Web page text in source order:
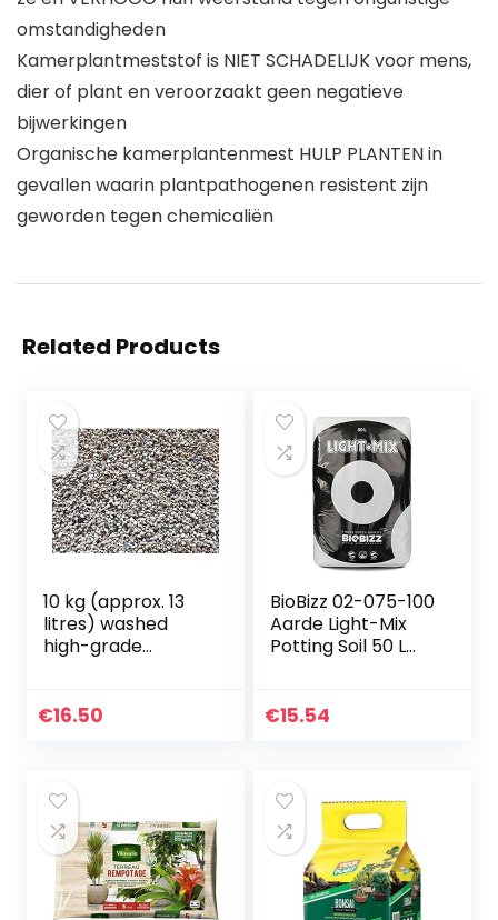
omstandigheden
Kamerplantmeststof is NIET SCHADELIJK voor mens,
dier of plant en veroorzaakt geen negatieve
bijwerkingen
Organische kamerplantenmest HULP PLANTEN in
gevallen waarin plantpathogenen resistent zijn
geworden tegen chemicaliën
Related Products
10 kg (approx. 13
litres) washed
high-grade
substrate cactus
€16.50
BioBizz 02-075-100
Aarde Light-Mix
Potting Soil 50 L
€15.54